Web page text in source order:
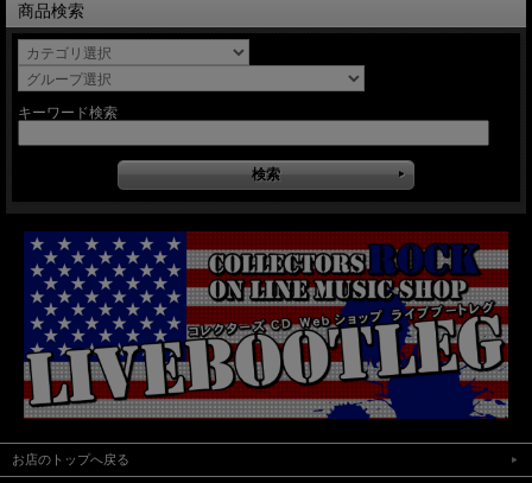
商品検索
キーワード検索
お店のトップへ戻る